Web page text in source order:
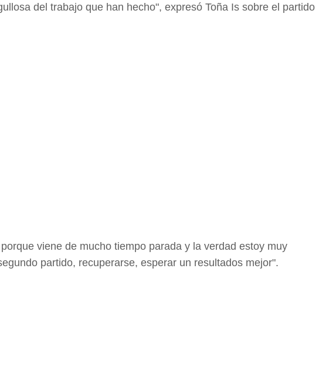
del trabajo que han hecho", expresó Toña Is sobre el partido
viene de mucho tiempo parada y la verdad estoy muy
partido, recuperarse, esperar un resultados mejor".